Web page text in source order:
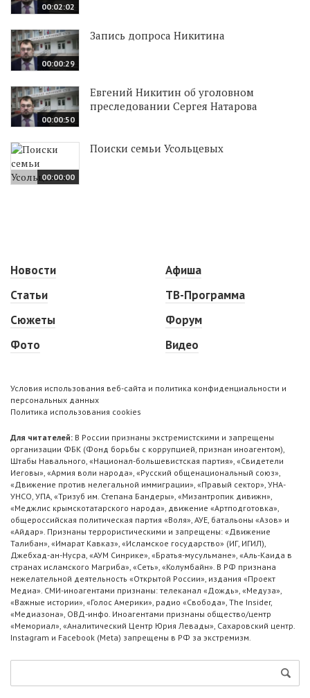
00:02:02
00:00:29
Запись допроса Никитина
00:00:50
Евгений Никитин об уголовном
преследовании Сергея Натарова
00:00:00
Поиски семьи Усольцевых
Новости
Статьи
Сюжеты
Фото
Афиша
ТВ-Программа
Форум
Видео
Условия использования веб-сайта и политика конфиденциальности и
персональных данных
Политика использования cookies
Для читателей: В России признаны экстремистскими и запрещены
организации ФБК (Фонд борьбы с коррупцией, признан иноагентом),
Штабы Навального, «Национал-большевистская партия», «Свидетели
Иеговы», «Армия воли народа», «Русский общенациональный союз»,
«Движение против нелегальной иммиграции», «Правый сектор», УНА-
УНСО, УПА, «Тризуб им. Степана Бандеры», «Мизантропик дивижн»,
«Меджлис крымскотатарского народа», движение «Артподготовка»,
общероссийская политическая партия «Воля», АУЕ, батальоны «Азов» и
«Айдар». Признаны террористическими и запрещены: «Движение
Талибан», «Имарат Кавказ», «Исламское государство» (ИГ, ИГИЛ),
Джебхад-ан-Нусра, «АУМ Синрике», «Братья-мусульмане», «Аль-Каида в
странах исламского Магриба», «Сеть», «Колумбайн». В РФ признана
нежелательной деятельность «Открытой России», издания «Проект
Медиа». СМИ-иноагентами признаны: телеканал «Дождь», «Медуза»,
«Важные истории», «Голос Америки», радио «Свобода», The Insider,
«Медиазона», ОВД-инфо. Иноагентами признаны общество/центр
«Мемориал», «Аналитический Центр Юрия Левады», Сахаровский центр.
Instagram и Facebook (Metа) запрещены в РФ за экстремизм.